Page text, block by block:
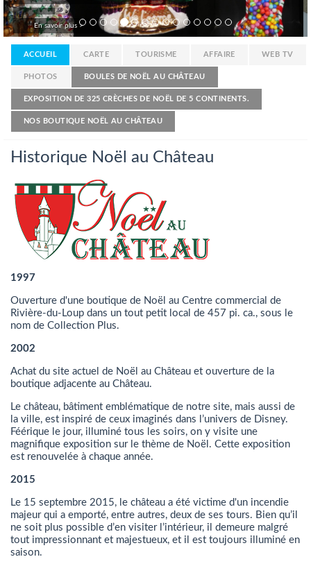
En savoir plus >
ACCUEIL CARTE TOURISME AFFAIRE WEB TV
PHOTOS BOULES DE NOËL AU CHÂTEAU
EXPOSITION DE 325 CRÈCHES DE NOËL DE 5 CONTINENTS.
NOS BOUTIQUE NOËL AU CHÂTEAU
Historique Noël au Château
1997
Ouverture d'une boutique de Noël au Centre commercial de
Rivière-du-Loup dans un tout petit local de 457 pi. ca., sous le
nom de Collection Plus.
2002
Achat du site actuel de Noël au Château et ouverture de la
boutique adjacente au Château.
Le château, bâtiment emblématique de notre site, mais aussi de
la ville, est inspiré de ceux imaginés dans l’univers de Disney.
Féérique le jour, illuminé tous les soirs, on y visite une
magnifique exposition sur le thème de Noël. Cette exposition
est renouvelée à chaque année.
2015
Le 15 septembre 2015, le château a été victime d'un incendie
majeur qui a emporté, entre autres, deux de ses tours. Bien qu’il
ne soit plus possible d’en visiter l’intérieur, il demeure malgré
tout impressionnant et majestueux, et il est toujours illuminé en
saison.